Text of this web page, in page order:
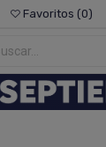
Favoritos 0